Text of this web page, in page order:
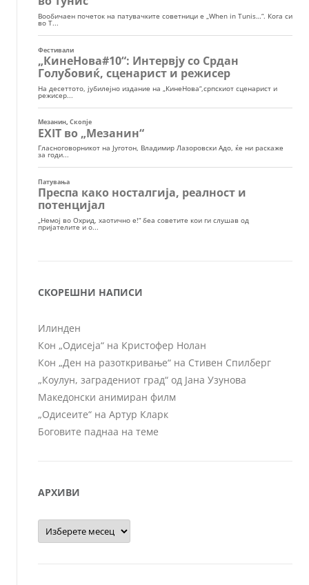
СКОРЕШНИ НАПИСИ
Илинден
Кон „Одисеја“ на Кристофер Нолан
Кон „Ден на разоткривање“ на Стивен Спилберг
„Коулун, заградениот град“ од Јана Узунова
Македонски анимиран филм
„Одисеите“ на Артур Кларк
Боговите паднаа на теме
АРХИВИ
Архиви